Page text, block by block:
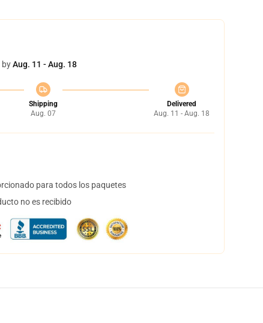
byAug. 11 - Aug. 18
Shipping
Aug. 07
Delivered
Aug. 11 - Aug. 18
para todos los paquetes
no es recibido